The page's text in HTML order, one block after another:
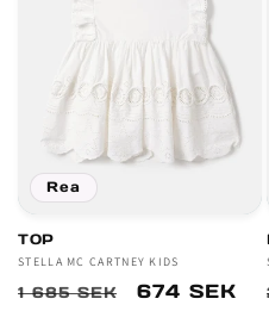
Rea
TOP
Säljare:
STELLA MC CARTNEY KIDS
Ordinarie
1 685 SEK 674 SEK